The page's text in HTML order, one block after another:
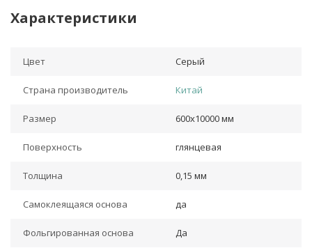
Характеристики
Цвет Серый
Страна производитель Китай
Размер 600х10000 мм
Поверхность глянцевая
Толщина 0,15 мм
Самоклеящаяся основа да
Фольгированная основа Да